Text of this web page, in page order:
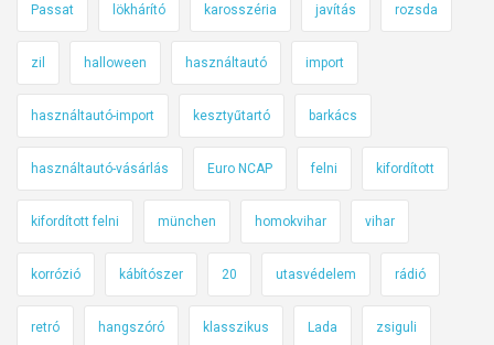
Passat lökhárító karosszéria javítás rozsda
zil halloween használtautó import
használtautó-import kesztyűtartó barkács
használtautó-vásárlás Euro NCAP felni kifordított
kifordított felni münchen homokvihar vihar
korrózió kábítószer 20 utasvédelem rádió
retró hangszóró klasszikus Lada zsiguli